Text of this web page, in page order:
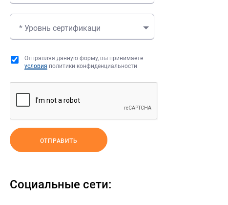
* Уровнь сертификаци
Отправляя данную форму, вы принимаете
условия политики конфиденциальности
ОТПРАВИТЬ
Социальные сети: